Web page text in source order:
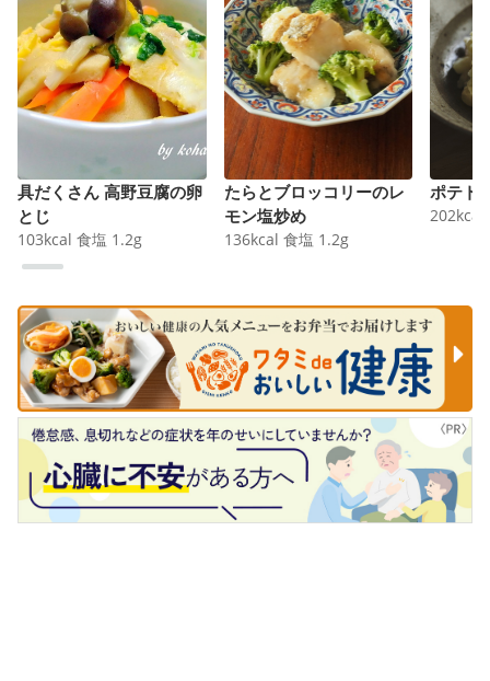
具だくさん 高野豆腐の卵
とじ
103kcal 食塩 1.2g
たらとブロッコリーのレ
モン塩炒め
136kcal 食塩 1.2g
ポテト
202kcal